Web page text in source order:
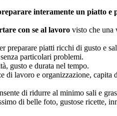
interamente un piatto e
con se al lavoro visto che una
preparare piatti ricchi di gusto e
particolari problemi.
gusto e durata nel tempo.
di lavoro e organizzazione, capita
di ridurre al minimo sali e
di belle foto, gustose ricette,